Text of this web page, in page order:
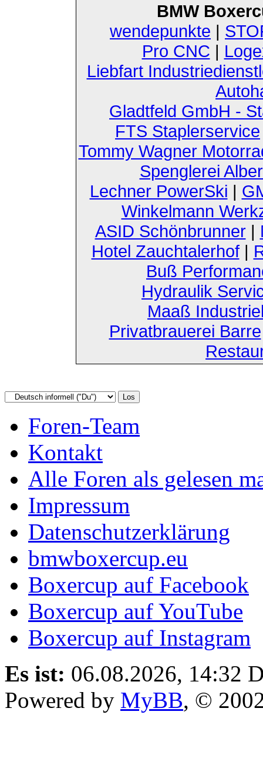
BMW
wendepunkte |
Pro CNC |
Liebfart
Gladtfeld GmbH -
FTS Staplerservice
Tommy Wagner
Spenglerei
Lechner PowerSki |
Winkelmann
ASID Schönbrunner|
Hotel Zauchtalerhof|
Buß
Hydraulik
Maaß
Privatbrauerei Barre
Foren-Team
Kontakt
Alle Foren als gelesen
Impressum
Datenschutzerklärung
bmwboxercup.eu
Boxercup auf Facebook
Boxercup auf YouTube
Boxercup auf Instagram
Es ist: 06.08.2026, 14:32
Powered by MyBB, ©